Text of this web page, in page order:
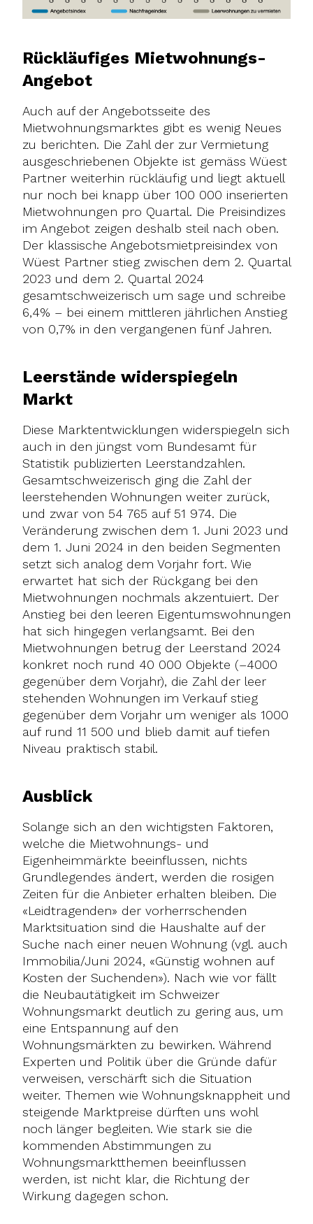
Rückläufiges Mietwohnungs-
Angebot
Auch auf der Angebotsseite des
Mietwohnungsmarktes gibt es wenig Neues
zu berichten. Die Zahl der zur Vermietung
ausgeschriebenen Objekte ist gemäss Wüest
Partner weiterhin rückläufig und liegt aktuell
nur noch bei knapp über 100 000 inserierten
Mietwohnungen pro Quartal. Die Preisindizes
im Angebot zeigen deshalb steil nach oben.
Der klassische Angebotsmietpreisindex von
Wüest Partner stieg zwischen dem 2. Quartal
2023 und dem 2. Quartal 2024
gesamtschweizerisch um sage und schreibe
6,4% – bei einem mittleren jährlichen Anstieg
von 0,7% in den vergangenen fünf Jahren.
Leerstände widerspiegeln
Markt
Diese Marktentwicklungen widerspiegeln sich
auch in den jüngst vom Bundesamt für
Statistik publizierten Leerstandzahlen.
Gesamtschweizerisch ging die Zahl der
leerstehenden Wohnungen weiter zurück,
und zwar von 54 765 auf 51 974. Die
Veränderung zwischen dem 1. Juni 2023 und
dem 1. Juni 2024 in den beiden Segmenten
setzt sich analog dem Vorjahr fort. Wie
erwartet hat sich der Rückgang bei den
Mietwohnungen nochmals akzentuiert. Der
Anstieg bei den leeren Eigentumswohnungen
hat sich hingegen verlangsamt. Bei den
Mietwohnungen betrug der Leerstand 2024
konkret noch rund 40 000 Objekte (–4000
gegenüber dem Vorjahr), die Zahl der leer
stehenden Wohnungen im Verkauf stieg
gegenüber dem Vorjahr um weniger als 1000
auf rund 11 500 und blieb damit auf tiefen
Niveau praktisch stabil.
Ausblick
Solange sich an den wichtigsten Faktoren,
welche die Mietwohnungs- und
Eigenheimmärkte beeinflussen, nichts
Grundlegendes ändert, werden die rosigen
Zeiten für die Anbieter erhalten bleiben. Die
«Leidtragenden» der vorherrschenden
Marktsituation sind die Haushalte auf der
Suche nach einer neuen Wohnung (vgl. auch
Immobilia/Juni 2024, «Günstig wohnen auf
Kosten der Suchenden»). Nach wie vor fällt
die Neubautätigkeit im Schweizer
Wohnungsmarkt deutlich zu gering aus, um
eine Entspannung auf den
Wohnungsmärkten zu bewirken. Während
Experten und Politik über die Gründe dafür
verweisen, verschärft sich die Situation
weiter. Themen wie Wohnungsknappheit und
steigende Marktpreise dürften uns wohl
noch länger begleiten. Wie stark sie die
kommenden Abstimmungen zu
Wohnungsmarktthemen beeinflussen
werden, ist nicht klar, die Richtung der
Wirkung dagegen schon.